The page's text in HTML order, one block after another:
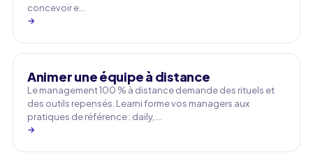
concevoir e…
→
Animer une équipe à distance
Le management 100 % à distance demande des rituels et
des outils repensés. Learni forme vos managers aux
pratiques de référence : daily, …
→